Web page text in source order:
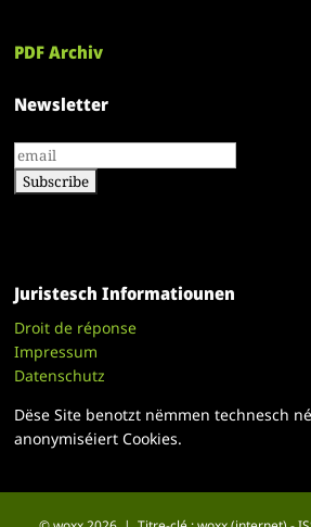
PDF Archiv
Newsletter
Juristesch Informatiounen
Droit de réponse
Impressum
Datenschutz
Dëse Site benotzt nëmmen technesch
anonymiséiert Cookies.